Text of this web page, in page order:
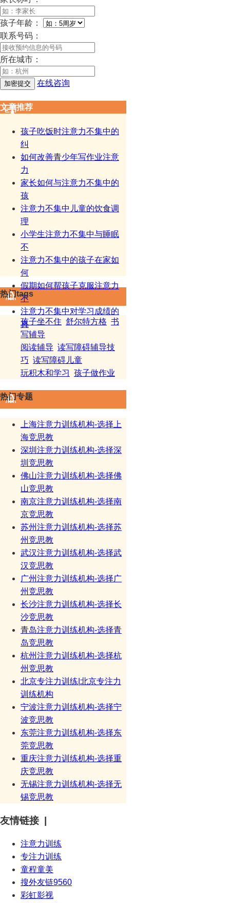
孩子年龄：
联系号码：
所在城市：
在线咨询
文章推荐
孩子吃饭时注意力不集中的
纠
如何改善青少年写作业注意
力
家长如何与注意力不集中的
孩
注意力不集中儿童的饮食调
理
小学生注意力不集中与睡眠
不
注意力不集中的孩子在家如
何
假期如何帮孩子克服注意力
不
注意力不集中对学习成绩的
真
热门tags
孩子坐不住 舒尔特方格 书
写辅导
阅读辅导 读写障碍辅导技
巧 读写障碍儿童
玩积木和学习 孩子做作业
热门专题
上海注意力训练机构-选择上
海竞思教
深圳注意力训练机构-选择深
圳竞思教
佛山注意力训练机构-选择佛
山竞思教
南京注意力训练机构-选择南
京竞思教
苏州注意力训练机构-选择苏
州竞思教
武汉注意力训练机构-选择武
汉竞思教
广州注意力训练机构-选择广
州竞思教
长沙注意力训练机构-选择长
沙竞思教
青岛注意力训练机构-选择青
岛竞思教
杭州注意力训练机构-选择杭
州竞思教
北京专注力训练|北京专注力
训练机构
宁波注意力训练机构-选择宁
波竞思教
东莞注意力训练机构-选择东
莞竞思教
重庆注意力训练机构-选择重
庆竞思教
无锡注意力训练机构-选择无
锡竞思教
友情链接 |
注意力训练
专注力训练
童程童美
搜外友链9560
彩虹影视